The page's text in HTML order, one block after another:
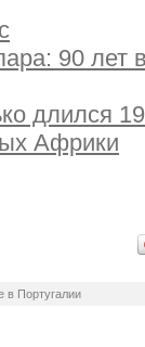
90 лет
длился
Африки
в Португалии